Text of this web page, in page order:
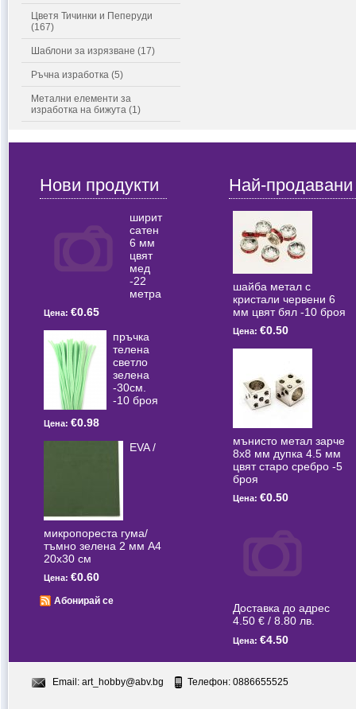
Цветя Тичинки и Пеперуди
(167)
Шаблони за изрязване (17)
Ръчна изработка (5)
Метални елементи за
изработка на бижута (1)
Нови продукти
ширит
сатен
6 мм
цвят
мед
-22
метра
Цена: €0.65
пръчка
телена
светлo
зелена
-30см.
-10 броя
Цена: €0.98
EVA /
микропореста гума/
тъмно зелена 2 мм А4
20x30 см
Цена: €0.60
Абонирай се
Най-продавани
шайба метал с
кристали червени 6
мм цвят бял -10 броя
Цена: €0.50
мънисто метал зарче
8x8 мм дупка 4.5 мм
цвят старо сребро -5
броя
Цена: €0.50
Доставка до адрес
4.50 € / 8.80 лв.
Цена: €4.50
Email: art_hobby@abv.bg Телефон: 0886655525